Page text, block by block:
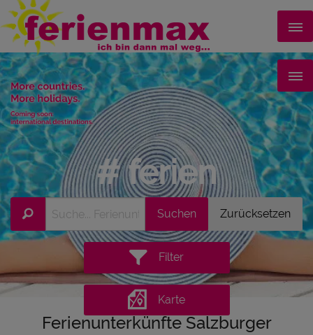
# ferien
Filter
Karte
Ferienunterkünfte Salzburger